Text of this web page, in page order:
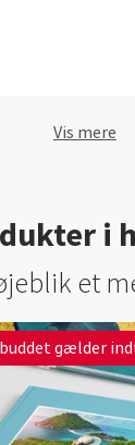
Vis mere
i
et
gælder